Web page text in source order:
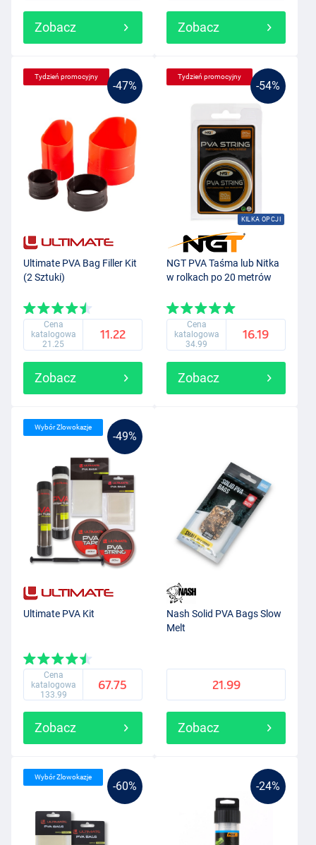
Zobacz Zobacz
-47%
Tydzień promocyjny
Ultimate PVA Bag Filler Kit
(2 Sztuki)
Cena
katalogowa
21.25
11.22
Zobacz
-54%
KILKA OPCJI
Tydzień promocyjny
NGT PVA Taśma lub Nitka
w rolkach po 20 metrów
Cena
katalogowa
34.99
16.19
Zobacz
-49%
Wybór Zlowokazje
Ultimate PVA Kit
Cena
katalogowa
133.99
67.75
Zobacz
Nash Solid PVA Bags Slow
Melt
21.99
Zobacz
-60%
Wybór Zlowokazje
-24%